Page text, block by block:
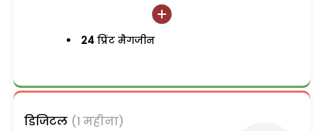
24 प्रिंट मैगजीन
डिजिटल (1 महीना)